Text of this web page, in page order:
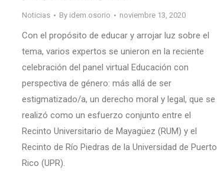
Noticias By idem.osorio noviembre 13, 2020
Con el propósito de educar y arrojar luz sobre el
tema, varios expertos se unieron en la reciente
celebración del panel virtual Educación con
perspectiva de género: más allá de ser
estigmatizado/a, un derecho moral y legal, que se
realizó como un esfuerzo conjunto entre el
Recinto Universitario de Mayagüez (RUM) y el
Recinto de Río Piedras de la Universidad de Puerto
Rico (UPR).